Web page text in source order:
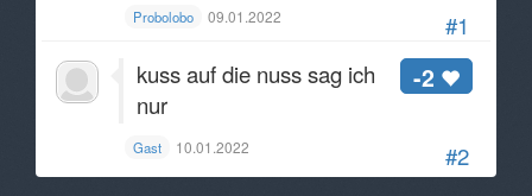
#1
Probolobo 09.01.2022
#2
-2
kuss auf die nuss sag ich
nur
Gast 10.01.2022